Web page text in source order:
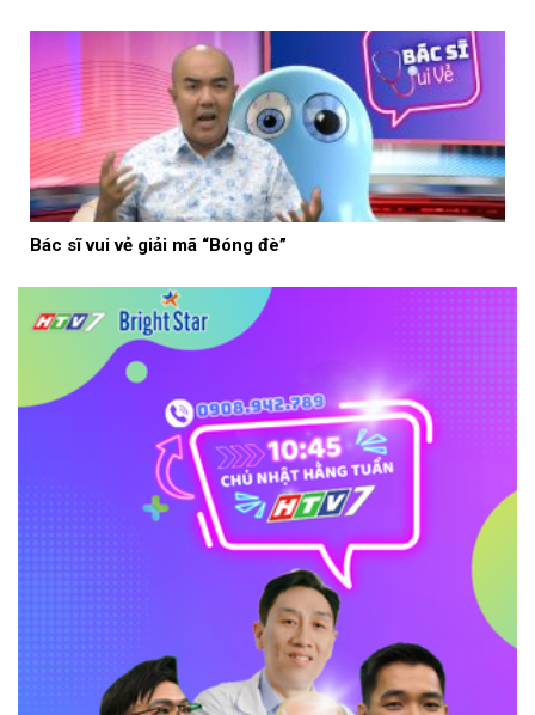
Bác sĩ vui vẻ giải mã “Bóng đè”